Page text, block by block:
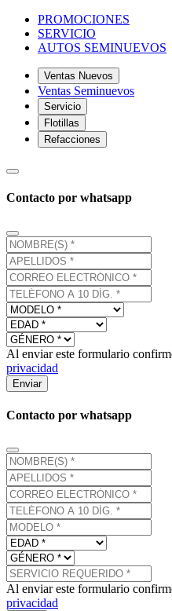
PROMOCIONES
SERVICIO
AUTOS SEMINUEVOS
Ventas Nuevos
Ventas Seminuevos
Servicio
Flotillas
Refacciones
Contacto por whatsapp
Al enviar este formulario
privacidad
Enviar
Contacto por whatsapp
Al enviar este formulario
privacidad